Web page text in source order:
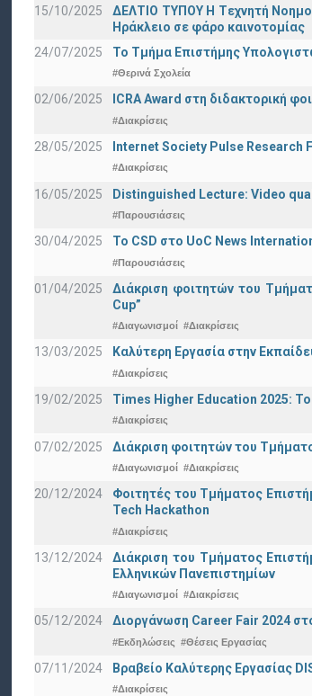
15/10/2025
ΔΕΛΤΙΟ ΤΥΠΟΥ H Tεχνητή
Ηράκλειο σε φάρο καινοτομίας
24/07/2025
Το Τμήμα Επιστήμης
#Θερινά Σχολεία
02/06/2025 ICRA Award στη διδακτορική
#Διακρίσεις
28/05/2025 Internet Society Pulse Research
#Διακρίσεις
16/05/2025 Distinguished Lecture: Video
#Παρουσιάσεις
30/04/2025 To CSD στο UoC News
#Παρουσιάσεις
01/04/2025
Διάκριση φοιτητών του
Cup”
#Διαγωνισμοί #Διακρίσεις
13/03/2025 Καλύτερη Εργασία στην
#Διακρίσεις
19/02/2025 Times Higher Education 2025:
#Διακρίσεις
07/02/2025 Διάκριση φοιτητών του
#Διαγωνισμοί #Διακρίσεις
20/12/2024
Φοιτητές του Τμήματος
Tech Hackathon
#Διακρίσεις
13/12/2024
Διάκριση του Τμήματος
Ελληνικών Πανεπιστημίων
#Διαγωνισμοί #Διακρίσεις
05/12/2024 Διοργάνωση Career Fair 2024
#Εκδηλώσεις #Θέσεις Εργασίας
07/11/2024 Βραβείο Καλύτερης Εργασίας
#Διακρίσεις